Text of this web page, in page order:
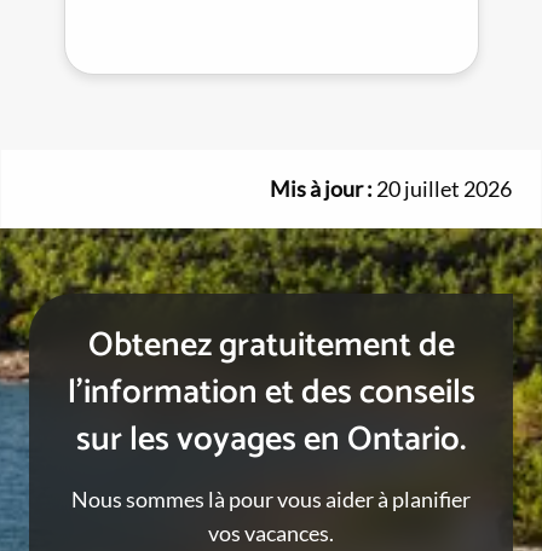
Mis à jour : 20 juillet 2026
Obtenez gratuitement de
l’information et des conseils
sur les voyages en Ontario.
Nous sommes là pour vous aider à planifier
vos vacances.